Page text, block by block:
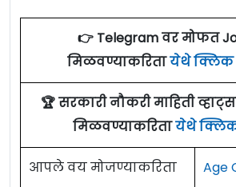
👉 Telegram वर मोफत
मिळवण्याकरितायेथे क्लिक
🏆 सरकारी नौकरी माहिती
मिळवण्याकरितायेथे
आपले वय मोजण्याकरिता Age